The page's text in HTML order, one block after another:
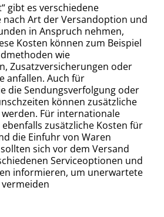
gibt es verschiedene
nach Art der Versandoption und
in Anspruch nehmen,
Kosten können zum Beispiel
wie
Zusatzversicherungen oder
anfallen. Auch für
die Sendungsverfolgung oder
können zusätzliche
Für internationale
zusätzliche Kosten für
die Einfuhr von Waren
sich vor dem Versand
Serviceoptionen und
informieren, um unerwartete